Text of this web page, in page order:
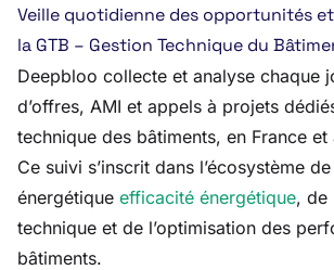
Veille quotidienne des opportunités
la GTB – Gestion Technique du
Deepbloo collecte et analyse chaque
d’offres, AMI et appels à projets
technique des bâtiments, en France et
Ce suivi s’inscrit dans l’écosystème
énergétique efficacité énergétique, de
technique et de l’optimisation des
bâtiments.